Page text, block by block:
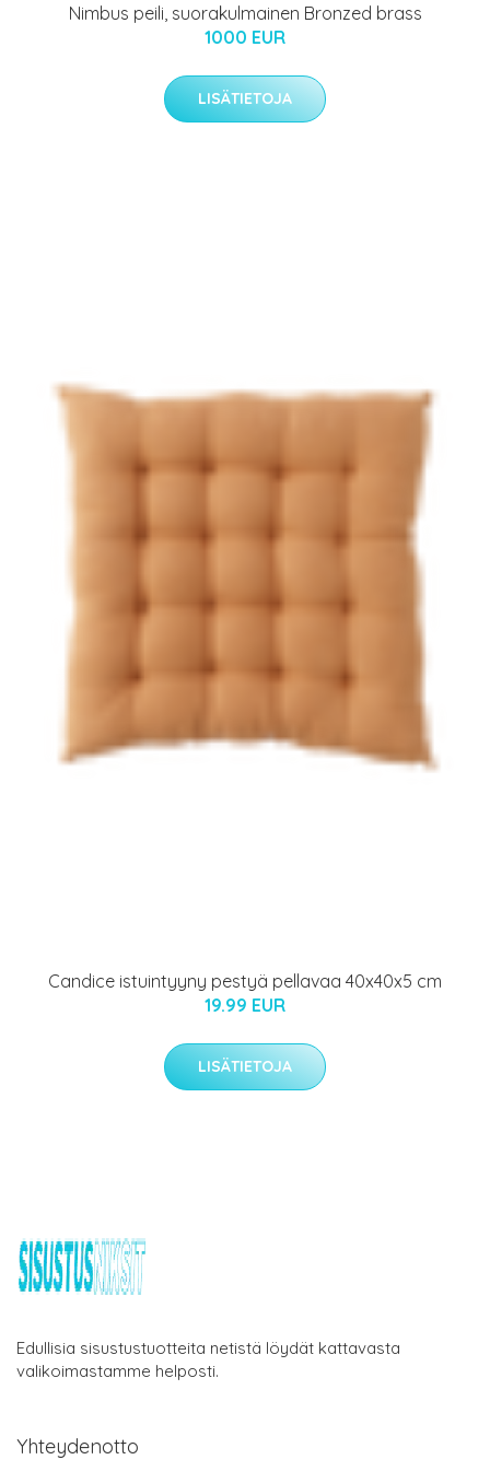
Nimbus peili, suorakulmainen Bronzed brass
1000 EUR
LISÄTIETOJA
Candice istuintyyny pestyä pellavaa 40x40x5 cm
19.99 EUR
LISÄTIETOJA
Edullisia sisustustuotteita netistä löydät kattavasta
valikoimastamme helposti.
Yhteydenotto